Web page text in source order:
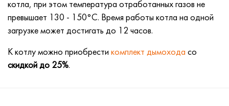
котла, при этом температура отработанных газов не
превышает 130 - 150°C. Время работы котла на одной
загрузке может достигать до 12 часов.
К котлу можно приобрести комплект дымохода со
скидкой до 25%.